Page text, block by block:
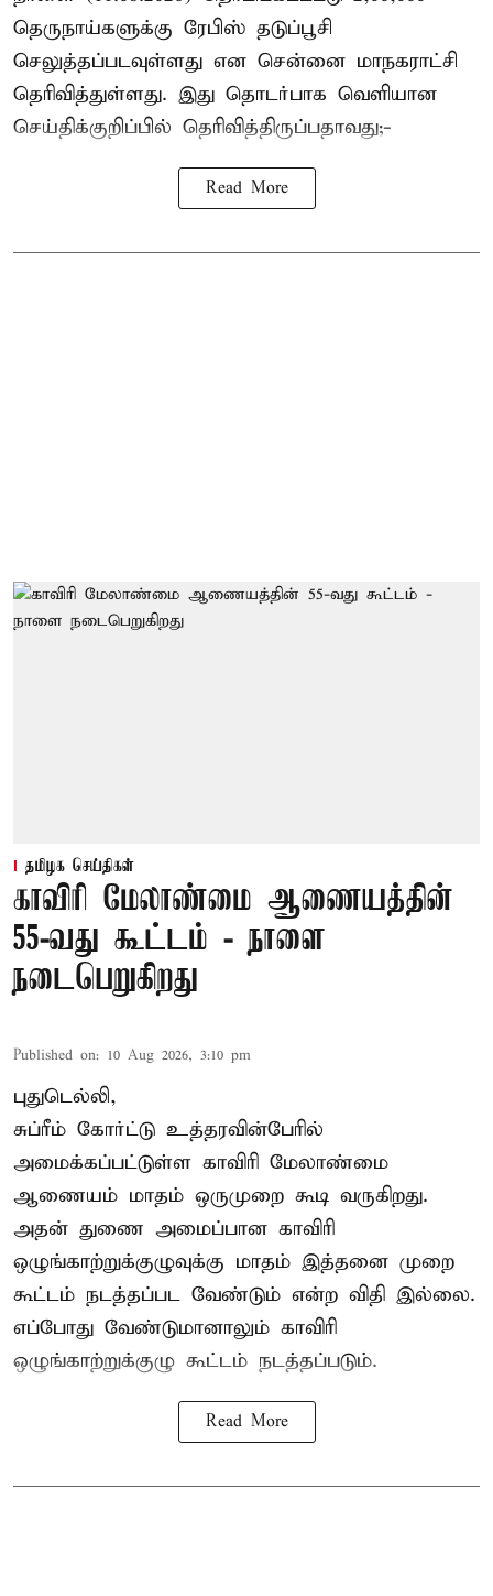
தெருநாய்களுக்கு ரேபிஸ் தடுப்பூசி
செலுத்தப்படவுள்ளது என சென்னை மாநகராட்சி
தெரிவித்துள்ளது. இது தொடர்பாக வெளியான
செய்திக்குறிப்பில் தெரிவித்திருப்பதாவது;-
Read More
தமிழக செய்திகள்
காவிரி மேலாண்மை ஆணையத்தின்
55-வது கூட்டம் - நாளை
நடைபெறுகிறது
Published on: 10 Aug 2026, 3:10 pm
புதுடெல்லி,
சுப்ரீம் கோர்ட்டு உத்தரவின்பேரில்
அமைக்கப்பட்டுள்ள காவிரி மேலாண்மை
ஆணையம் மாதம் ஒருமுறை கூடி வருகிறது.
அதன் துணை அமைப்பான காவிரி
ஒழுங்காற்றுக்குழுவுக்கு மாதம் இத்தனை முறை
கூட்டம் நடத்தப்பட வேண்டும் என்ற விதி இல்லை.
எப்போது வேண்டுமானாலும் காவிரி
ஒழுங்காற்றுக்குழு கூட்டம் நடத்தப்படும்.
Read More